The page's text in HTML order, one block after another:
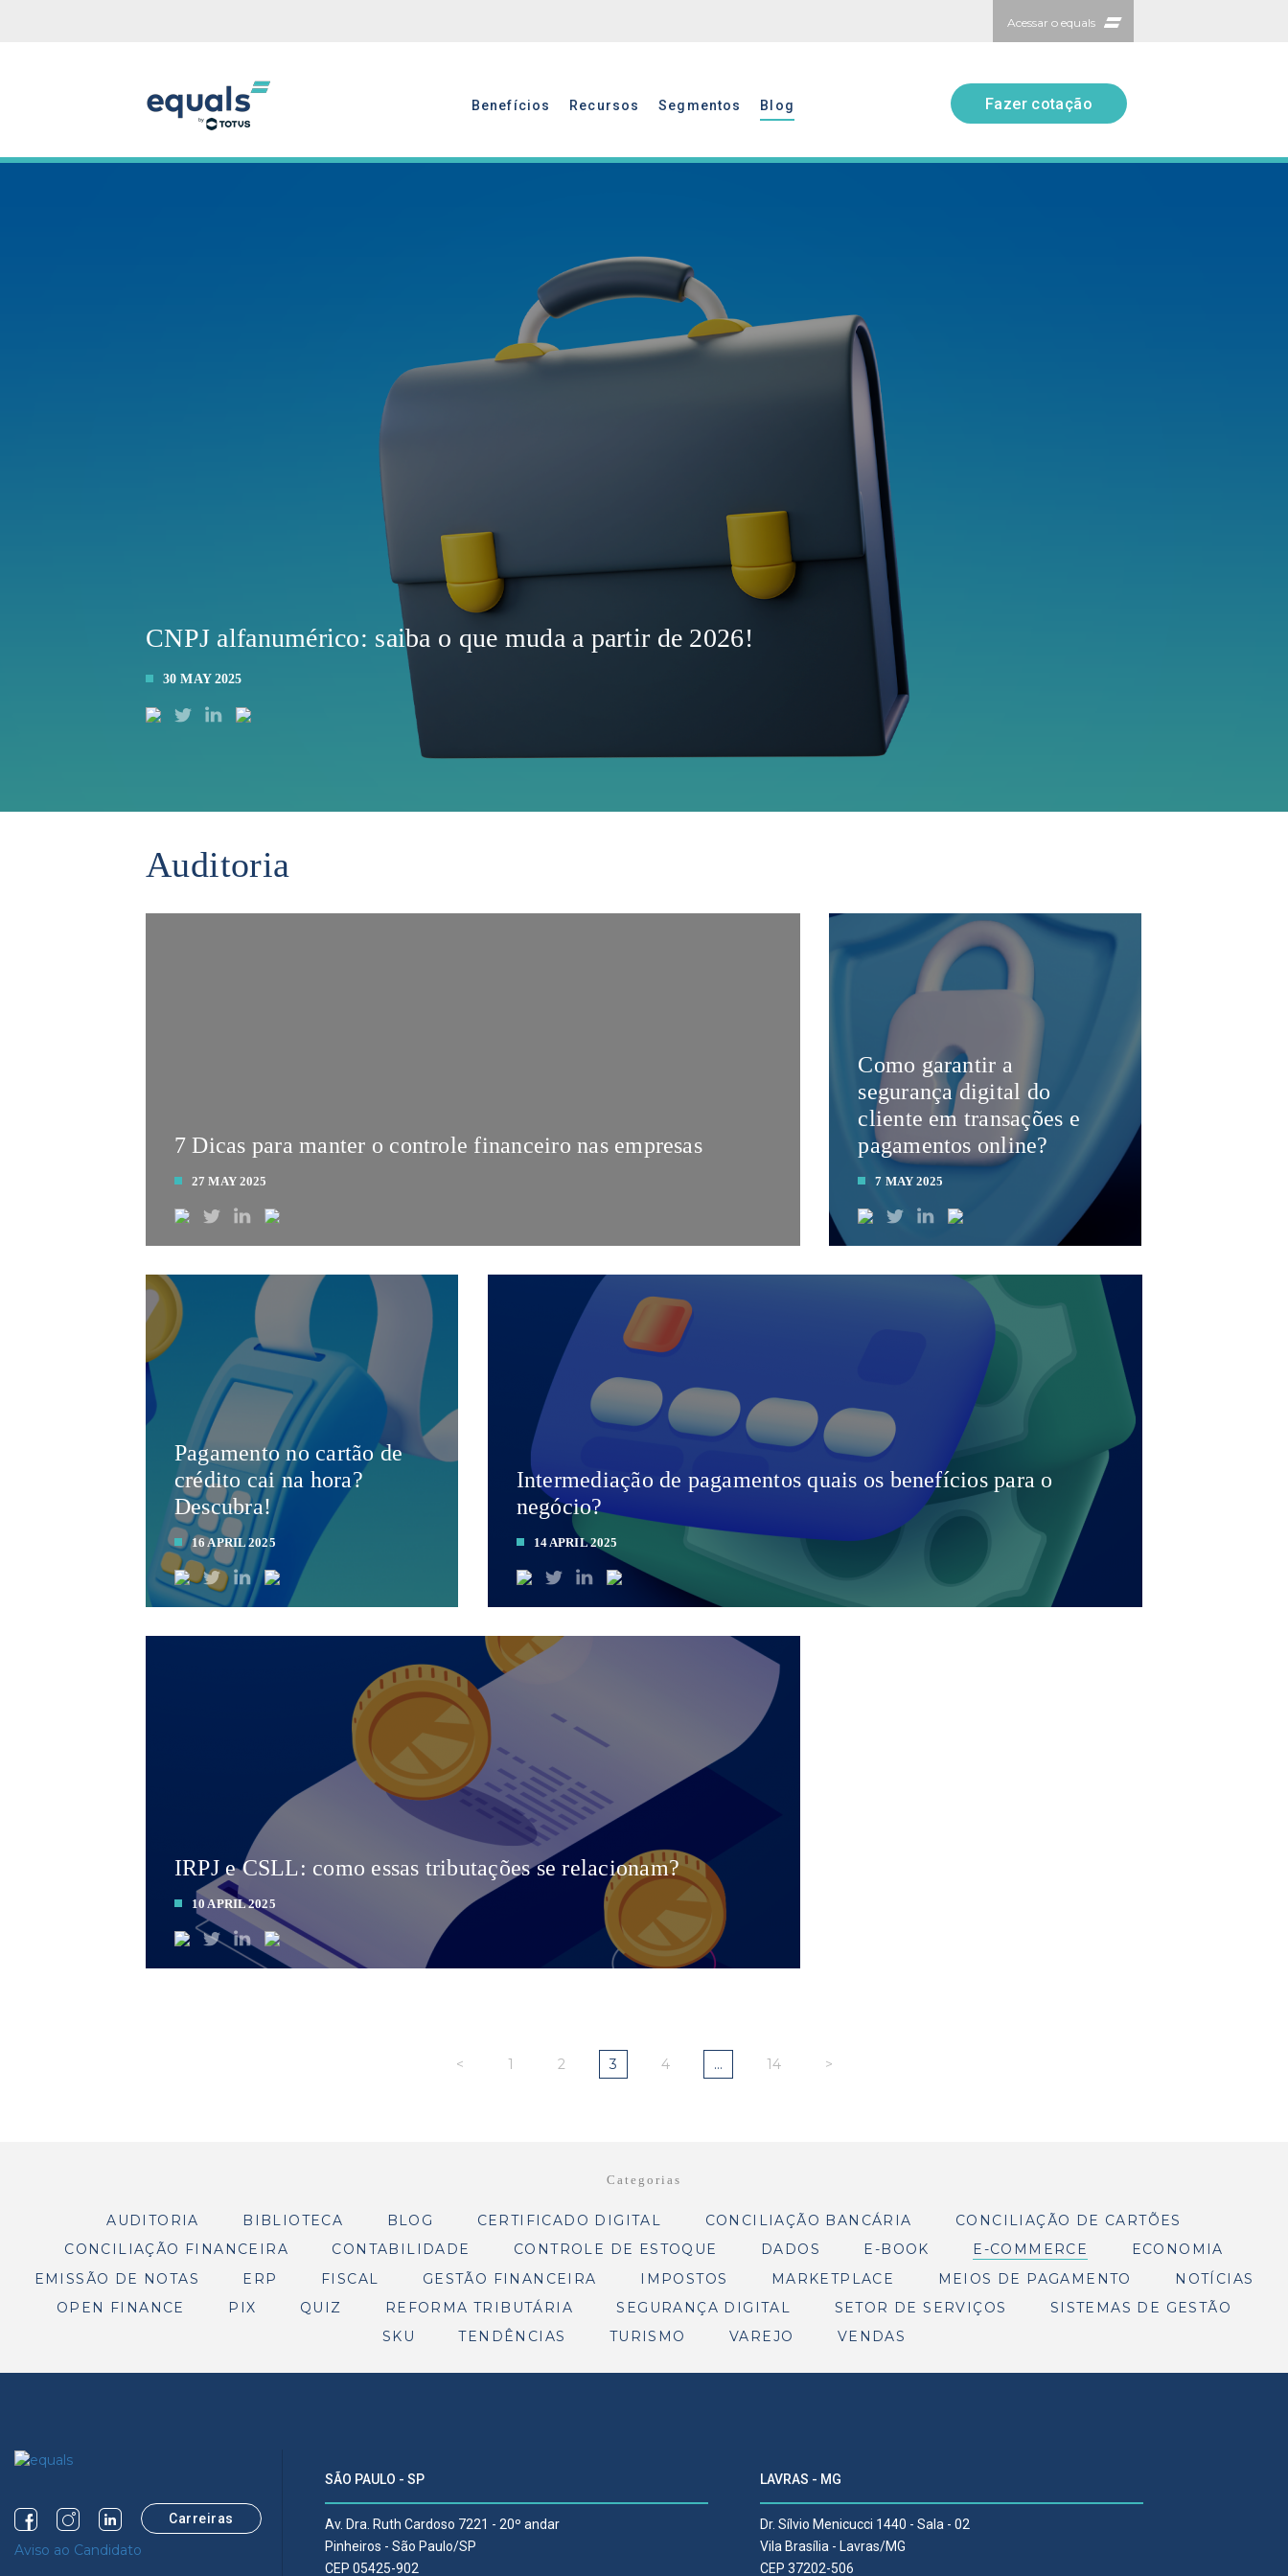
Acessar o equals
Fazer cotação
Benefícios Recursos Segmentos Blog
Fazer cotação
CNPJ alfanumérico: saiba o que muda a partir de 2026!
30 MAY 2025
Auditoria
7 Dicas para manter o controle financeiro nas empresas
27 MAY 2025
Como garantir a
segurança digital do
cliente em transações e
pagamentos online?
7 MAY 2025
Pagamento no cartão de
crédito cai na hora?
Descubra!
16 APRIL 2025
Intermediação de pagamentos quais os benefícios para o
negócio?
14 APRIL 2025
IRPJ e CSLL: como essas tributações se relacionam?
10 APRIL 2025
< 1 2 3 4 … 14 >
Categorias
AUDITORIA BIBLIOTECA BLOG CERTIFICADO DIGITAL CONCILIAÇÃO BANCÁRIA
CONCILIAÇÃO DE CARTÕES
CONCILIAÇÃO FINANCEIRA
CONTABILIDADE CONTROLE DE ESTOQUE DADOS E-BOOK E-COMMERCE
ECONOMIA
EMISSÃO DE NOTAS
ERP FISCAL GESTÃO FINANCEIRA IMPOSTOS MARKETPLACE MEIOS DE PAGAMENTO
NOTÍCIAS
OPEN FINANCE
PIX QUIZ REFORMA TRIBUTÁRIA SEGURANÇA DIGITAL SETOR DE SERVIÇOS
SISTEMAS DE GESTÃO
SKU
TENDÊNCIAS TURISMO VAREJO VENDAS
Carreiras
Aviso ao Candidato
SÃO PAULO - SP
Av. Dra. Ruth Cardoso 7221 - 20º andar
Pinheiros - São Paulo/SP
CEP 05425-902
LAVRAS - MG
Dr. Sílvio Menicucci 1440 - Sala - 02
Vila Brasília - Lavras/MG
CEP 37202-506